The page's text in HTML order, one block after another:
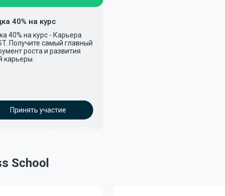
40% на курс
40% на курс - Карьера
Получите самый главный
роста и развития
карьеры.
Принять участие
School